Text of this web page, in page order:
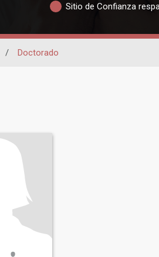
Sitio de Confianza
/ Doctorado